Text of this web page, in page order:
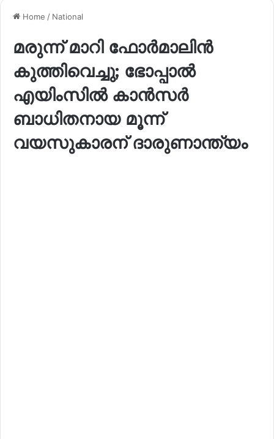
Home / National
മരുന്ന് മാറി ഫോർമാലിൻ
കുത്തിവെച്ചു; ഭോപ്പാൽ
എയിംസിൽ കാൻസർ
ബാധിതനായ മൂന്ന്
വയസുകാരന് ദാരുണാന്ത്യം